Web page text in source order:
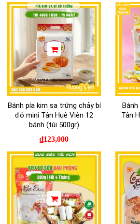
Bánh pía kim sa trứng chảy bí
đỏ mini Tân Huê Viên 12
bánh (túi 500gr)
₫123,000
Tân